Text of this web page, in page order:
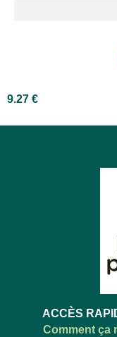
9.27 €
ACCÈS
Comment ça